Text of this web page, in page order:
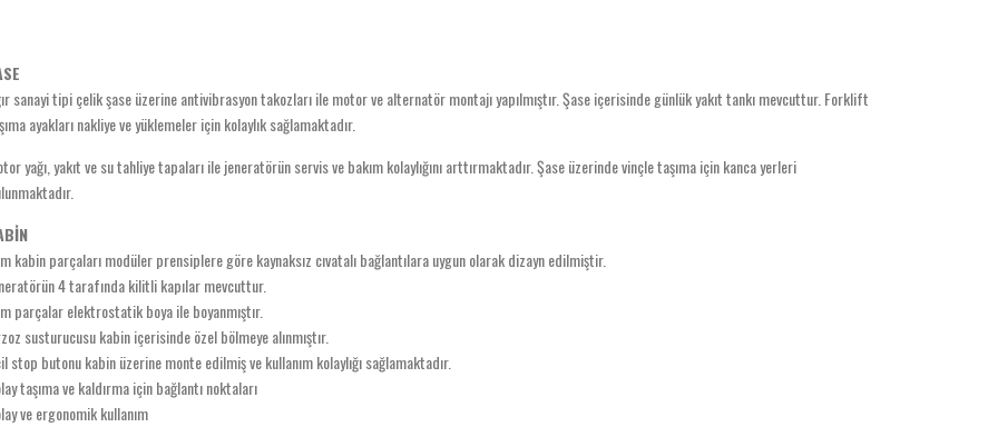
sanayi tipi çelik şase üzerine antivibrasyon takozları ile motor ve alternatör montajı yapılmıştır. Şase içerisinde günlük yakıt tankı mevcuttur. Forklift
ayakları nakliye ve yüklemeler için kolaylık sağlamaktadır.
yağı, yakıt ve su tahliye tapaları ile jeneratörün servis ve bakım kolaylığını arttırmaktadır. Şase üzerinde vinçle taşıma için kanca yerleri
kabin parçaları modüler prensiplere göre kaynaksız cıvatalı bağlantılara uygun olarak dizayn edilmiştir.
4 tarafında kilitli kapılar mevcuttur.
parçalar elektrostatik boya ile boyanmıştır.
susturucusu kabin içerisinde özel bölmeye alınmıştır.
stop butonu kabin üzerine monte edilmiş ve kullanım kolaylığı sağlamaktadır.
taşıma ve kaldırma için bağlantı noktaları
ve ergonomik kullanım